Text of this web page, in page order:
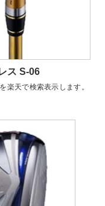
ス S-06
楽天で検索表示します。